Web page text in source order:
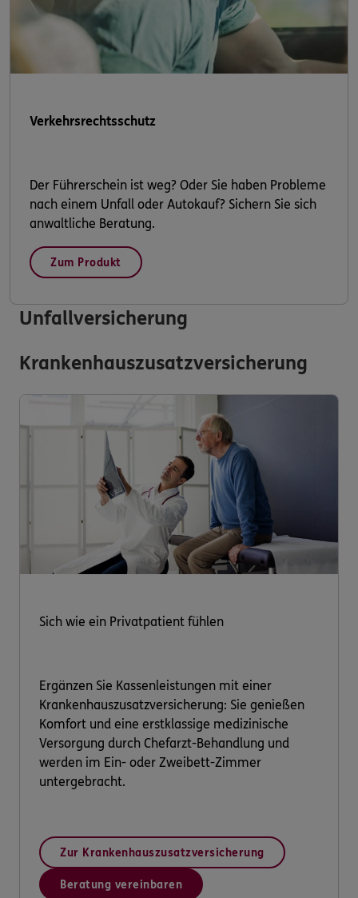
Verkehrsrechtsschutz
Der Führerschein ist weg? Oder Sie haben Probleme
nach einem Unfall oder Autokauf? Sichern Sie sich
anwaltliche Beratung.
Zum Produkt
Unfallversicherung
Krankenhauszusatzversicherung
Sich wie ein Privatpatient fühlen
Ergänzen Sie Kassenleistungen mit einer
Krankenhauszusatzversicherung: Sie genießen
Komfort und eine erstklassige medizinische
Versorgung durch Chefarzt-Behandlung und
werden im Ein- oder Zweibett-Zimmer
untergebracht.
Zur Krankenhauszusatzversicherung
Beratung vereinbaren